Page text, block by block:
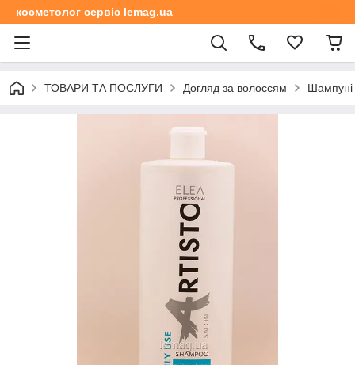
косметолог сервіс lemag.ua
ТОВАРИ ТА ПОСЛУГИ Догляд за волоссям Шампуні